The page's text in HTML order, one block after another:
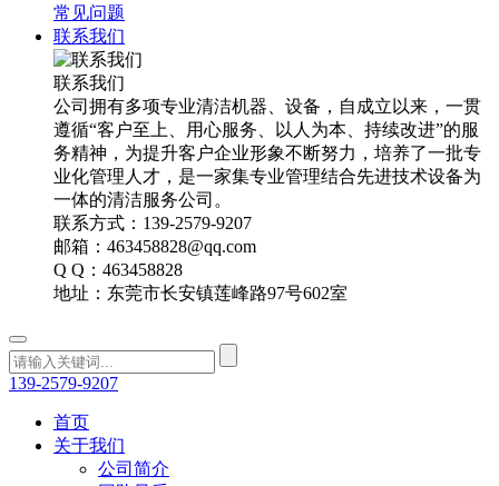
常见问题
联系我们
联系我们
公司拥有多项专业清洁机器、设备，自成立以来，一贯
遵循“客户至上、用心服务、以人为本、持续改进”的服
务精神，为提升客户企业形象不断努力，培养了一批专
业化管理人才，是一家集专业管理结合先进技术设备为
一体的清洁服务公司。
联系方式：139-2579-9207
邮箱：463458828@qq.com
Q Q：463458828
地址：东莞市长安镇莲峰路97号602室
139-2579-9207
首页
关于我们
公司简介